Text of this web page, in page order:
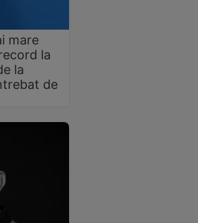
mare
la
la
de